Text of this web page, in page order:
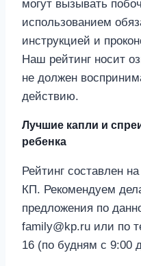
могут вызывать
использованием
инструкцией и
Наш рейтинг носит
не должен
действию.
Лучшие капли и
ребенка
Рейтинг составлен
КП. Рекомендуем
предложения по
family@kp.ru или по
16 (по будням с 9:00